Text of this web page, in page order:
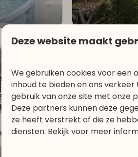
Deze website maakt
We gebruiken cookies voor een
inhoud te bieden en ons
gebruik van onze site met onze
Deze partners kunnen deze
ze heeft verstrekt of die ze
diensten. Bekijk voor meer